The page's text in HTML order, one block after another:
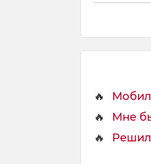
🔥
🔥
Мне
🔥
Решил